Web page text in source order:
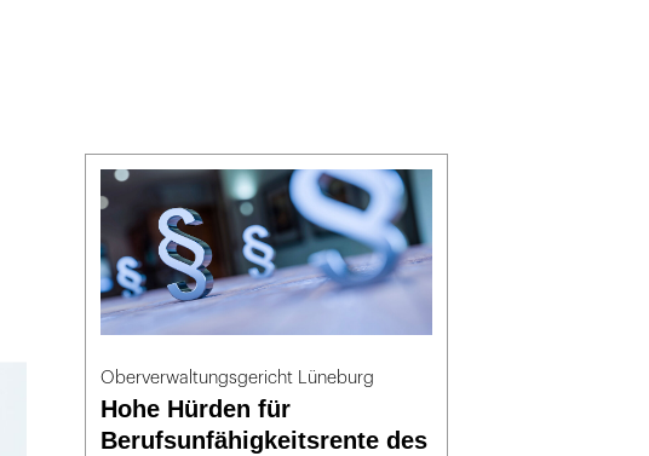
Oberverwaltungsgericht Lüneburg
Hohe Hürden für
Berufsunfähigkeitsrente des